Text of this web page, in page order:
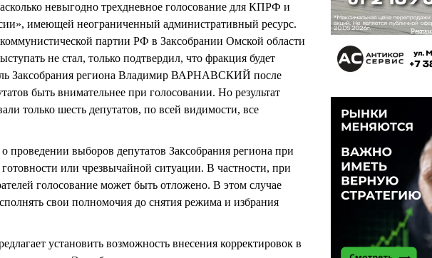
невыгодно трехдневное голосование для КПРФ и
имеющей неограниченный административный ресурс.
партии РФ в Заксобрании Омской области
не стал, только подтвердил, что фракция будет
Заксобрания региона Владимир ВАРНАВСКИЙ после
быть внимательнее при голосовании. Но результат
только шесть депутатов, по всей видимости, все
о проведении выборов депутатов Заксобрания региона при
или чрезвычайной ситуации. В частности, при
голосование может быть отложено. В этом случае
свои полномочия до снятия режима и избрания
установить возможность внесения корректировок в